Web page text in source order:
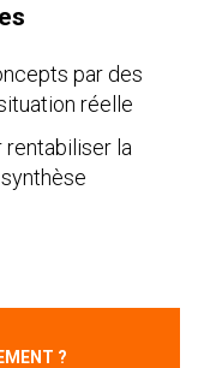
par des
réelle
la
?